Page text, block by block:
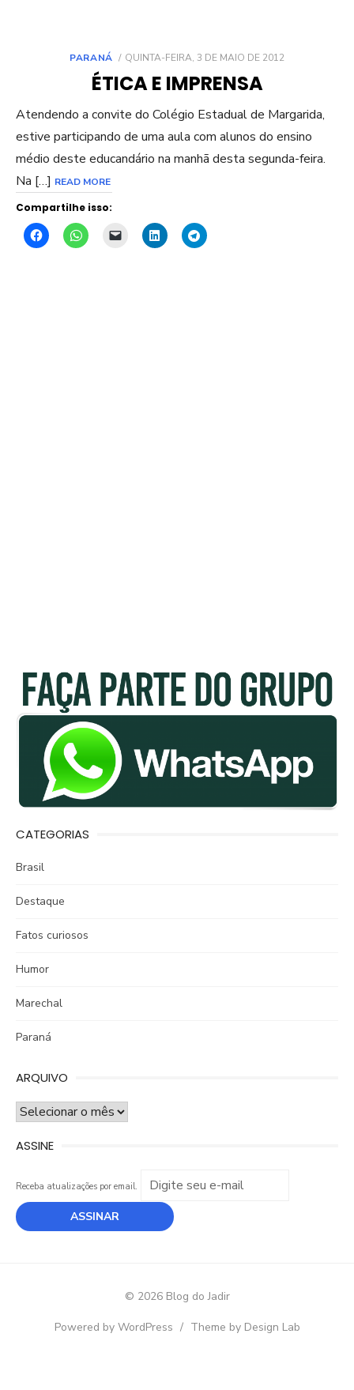
PARANÁ
POSTED
QUINTA-FEIRA, 3 DE MAIO DE 2012
ÉTICA E IMPRENSA
Atendendo a convite do Colégio Estadual de Margarida,
estive participando de uma aula com alunos do ensino
médio deste educandário na manhã desta segunda-feira.
Na […] READ MORE
Compartilhe isso:
CATEGORIAS
Brasil
Destaque
Fatos curiosos
Humor
Marechal
Paraná
ARQUIVO
ARQUIVO
ASSINE
Receba atualizações por email.
© 2026 Blog do Jadir
Powered by WordPress / Theme by Design Lab